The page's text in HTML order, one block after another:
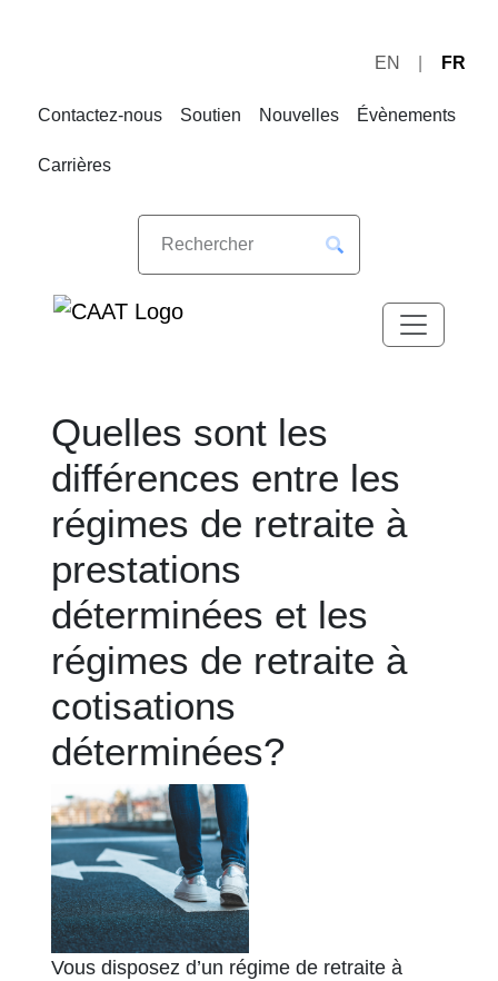
navigation
EN FR
Contactez-nous Soutien Nouvelles Évènements
Carrières
Quelles sont les
différences entre les
régimes de retraite à
prestations
déterminées et les
régimes de retraite à
cotisations
déterminées?
Vous disposez d’un régime de retraite à